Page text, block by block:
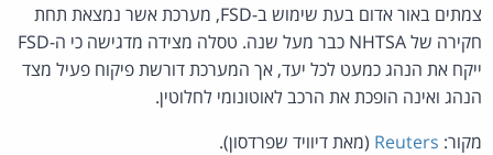
צמתים באור אדום בעת שימוש ב-FSD, מערכת אשר נמצאת תחת
חקירה של NHTSA כבר מעל שנה. טסלה מצידה מדגישה כי ה-FSD
ייקח את הנהג כמעט לכל יעד, אך המערכת דורשת פיקוח פעיל מצד
הנהג ואינה הופכת את הרכב לאוטונומי לחלוטין.
מקור: Reuters (מאת דיוויד שפרדסון).